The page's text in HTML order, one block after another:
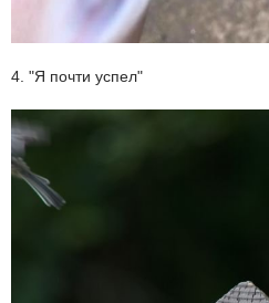
4. "Я почти успел"